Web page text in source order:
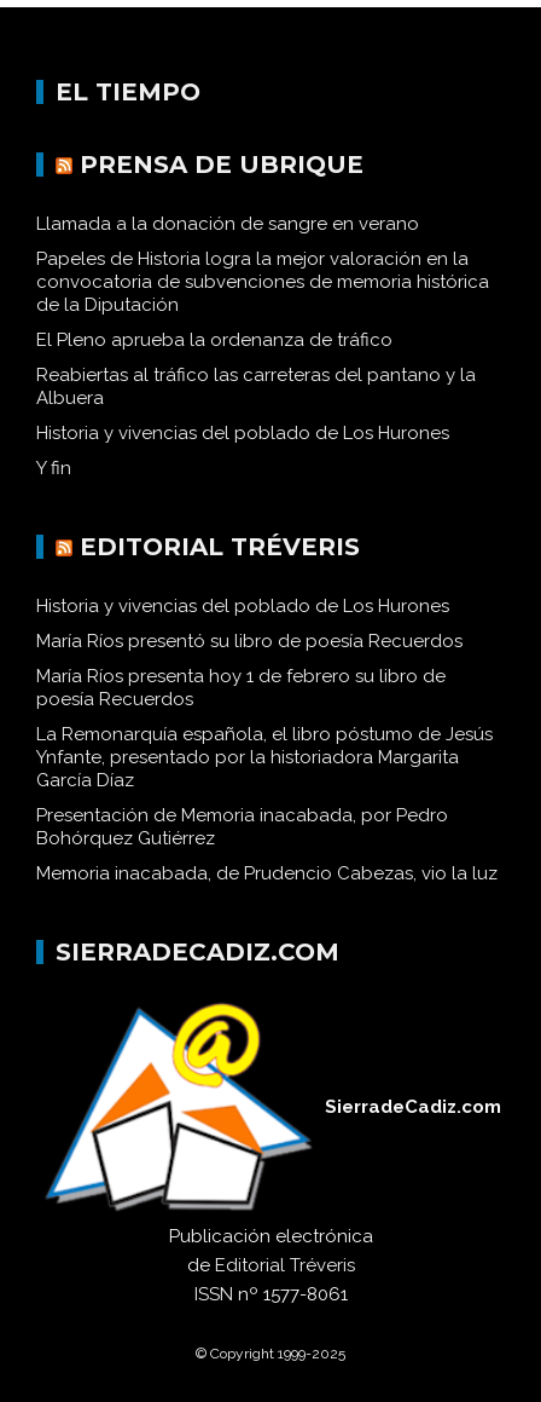
EL TIEMPO
PRENSA DE UBRIQUE
Llamada a la donación de sangre en verano
Papeles de Historia logra la mejor valoración en la
convocatoria de subvenciones de memoria histórica
de la Diputación
El Pleno aprueba la ordenanza de tráfico
Reabiertas al tráfico las carreteras del pantano y la
Albuera
Historia y vivencias del poblado de Los Hurones
Y fin
EDITORIAL TRÉVERIS
Historia y vivencias del poblado de Los Hurones
María Ríos presentó su libro de poesía Recuerdos
María Ríos presenta hoy 1 de febrero su libro de
poesía Recuerdos
La Remonarquía española, el libro póstumo de Jesús
Ynfante, presentado por la historiadora Margarita
García Díaz
Presentación de Memoria inacabada, por Pedro
Bohórquez Gutiérrez
Memoria inacabada, de Prudencio Cabezas, vio la luz
SIERRADECADIZ.COM
SierradeCadiz.com
Publicación electrónica
de Editorial Tréveris
ISSN nº 1577-8061
© Copyright 1999-2025